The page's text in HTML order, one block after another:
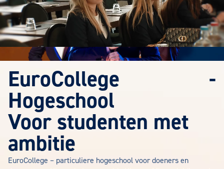
EuroCollege
Hogeschool
-
Voor studenten met
ambitie
EuroCollege – particuliere hogeschool voor doeners en